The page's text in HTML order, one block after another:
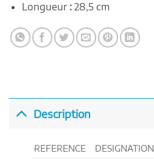
Longueur: 28,5 cm
Description
REFERENCE DESIGNATION